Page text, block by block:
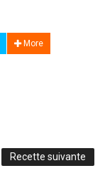
More
Recette suivante